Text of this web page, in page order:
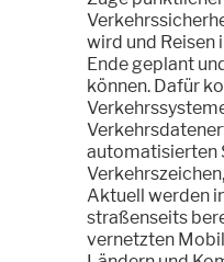
wird und Reisen
Ende geplant
können. Dafür
automatisierten
Aktuell werden
straßenseits
vernetzten